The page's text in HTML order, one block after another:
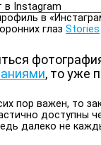
в Instagram
в
глаз Stories
, то уже
пор важен, то
доступны
далеко не